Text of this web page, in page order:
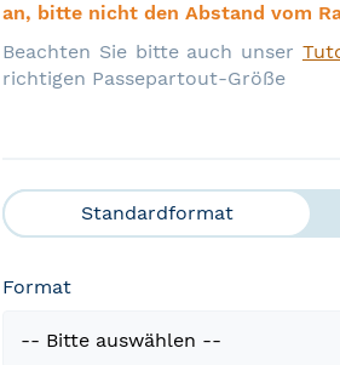
an, bitte nicht den Abstand vom
Beachten Sie bitte auch unser
richtigen Passepartout-Größe
Standardformat
Format